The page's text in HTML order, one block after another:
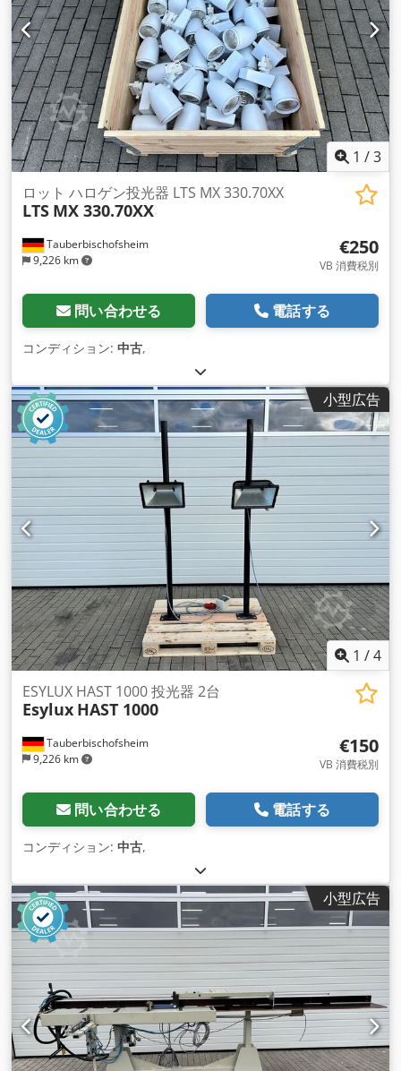
1 /3
Tauberbischofsheim
9,226 km
ロット ハロゲン投光器 LTS MX 330.70XX
LTS MX 330.70XX
€250
VB 消費税別
問い合わせる 電話する
コンディション: 中古,
小型広告
1 /4
Tauberbischofsheim
9,226 km
ESYLUX HAST 1000 投光器 2台
Esylux HAST 1000
€150
VB 消費税別
問い合わせる 電話する
コンディション: 中古,
小型広告